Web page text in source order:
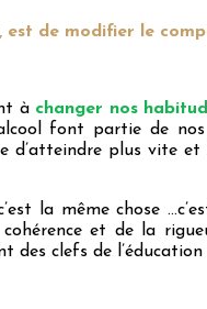
de modifier le
à changer nos
font partie de nos
d’atteindre plus vite
la même chose
et de la
clefs de